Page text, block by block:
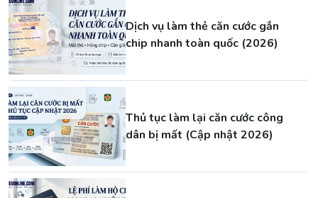
Dịch vụ làm thẻ căn cước gắn
chip nhanh toàn quốc (2026)
Thủ tục làm lại căn cước công
dân bị mất (Cập nhật 2026)